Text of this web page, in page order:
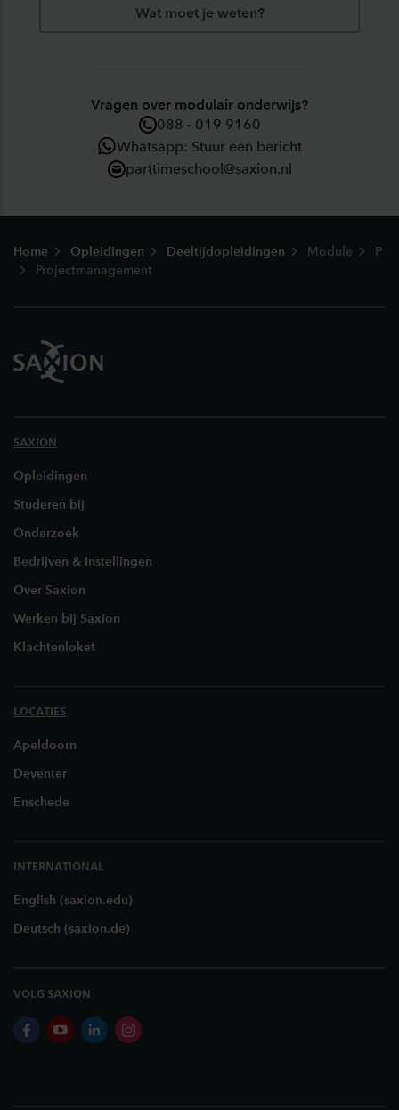
Wat moet je weten?
Vragen over modulair onderwijs?
088 - 019 9160
Whatsapp: Stuur een bericht
parttimeschool@saxion.nl
Home Opleidingen Deeltijdopleidingen Module
P
Projectmanagement
SAXION
Opleidingen
Studeren bij
Onderzoek
Bedrijven & Instellingen
Over Saxion
Werken bij Saxion
Klachtenloket
LOCATIES
Apeldoorn
Deventer
Enschede
INTERNATIONAL
English (saxion.edu)
Deutsch (saxion.de)
VOLG SAXION
facebookyoutubelinkedininstagram